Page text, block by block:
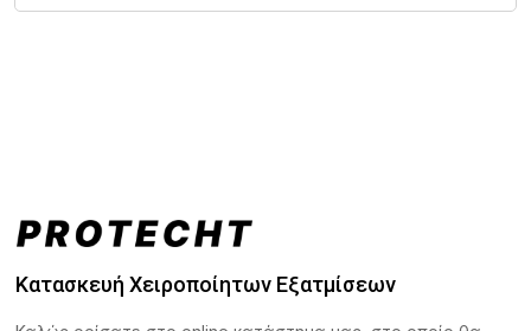
Κατασκευή Χειροποίητων Εξατμίσεων